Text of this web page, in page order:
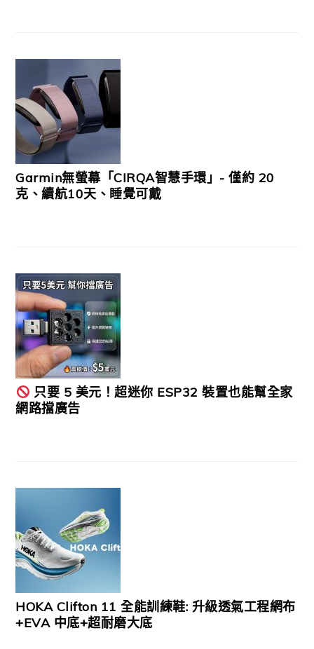
Garmin無螢幕「CIRQA智慧手環」- 僅約 20
克、續航10天、睡覺可戴
只要 5 美元！超迷你 ESP32 裝置也能幫全家
網路擋廣告
HOKA Clifton 11 全能訓練鞋: 升級透氣工程網布
+EVA 中底+超耐磨大底